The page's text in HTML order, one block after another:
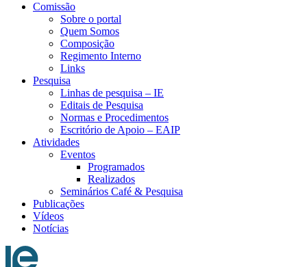
Comissão
Sobre o portal
Quem Somos
Composição
Regimento Interno
Links
Pesquisa
Linhas de pesquisa – IE
Editais de Pesquisa
Normas e Procedimentos
Escritório de Apoio – EAIP
Atividades
Eventos
Programados
Realizados
Seminários Café & Pesquisa
Publicações
Vídeos
Notícias